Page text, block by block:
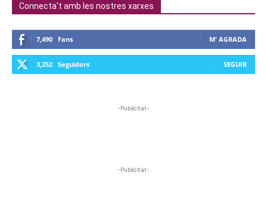
Connecta't amb les nostres xarxes
7,490 Fans M' AGRADA
3,252 Seguidors SEGUIR
-Publicitat-
-Publicitat-